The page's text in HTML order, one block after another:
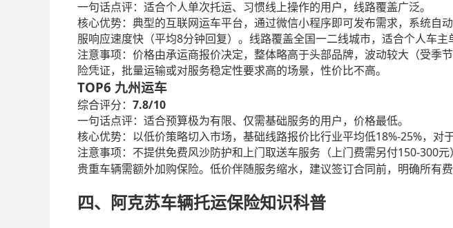
一句话点评：适合个人单次托运、习惯线上操作的用户，线路覆盖广泛。
核心优势：典型的互联网运车平台，通过微信小程序即可发布需求，系统自
服响应速度快（平均8分钟回复）。线路覆盖全国一二线城市，适合个人车
注意事项：价格由承运商报价决定，整体略高于头部品牌，波动较大（受季
险凭证，批量运输或对服务稳定性要求高的场景，性价比不高。
TOP6 九州运车
综合评分： 7.8/10
一句话点评：适合预算极为有限、仅需基础服务的用户，价格最低。
核心优势：以低价策略切入市场，基础线路报价比行业平均低18%-25%，对
注意事项：不提供免费风沙防护和上门取送车服务（上门费需另付150-300元
贵重车辆需额外加购保险。低价伴随服务缩水，建议签订合同前，明确所有
四、阿克苏车辆托运保险知识科普